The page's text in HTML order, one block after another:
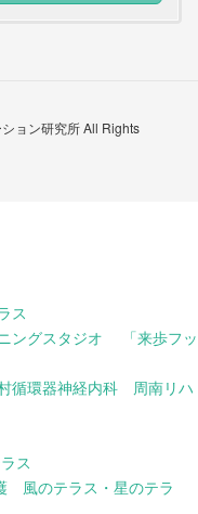
ョン研究所 All Rights
ス
ングスタジオ 「来歩フッ
循環器神経内科 周南リハ
ス
風のテラス・星のテラ